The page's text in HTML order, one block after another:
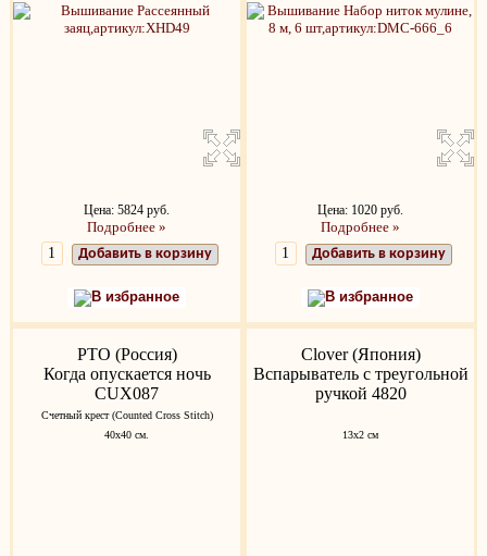
Цена: 5824 руб.
Подробнее »
Добавить в корзину
В избранное
Цена: 1020 руб.
Подробнее »
Добавить в корзину
В избранное
РТО (Россия)
Когда опускается ночь
CUX087
Счетный крест (Counted Cross Stitch)
40х40 см.
Clover (Япония)
Вспарыватель с треугольной
ручкой 4820
13x2 см